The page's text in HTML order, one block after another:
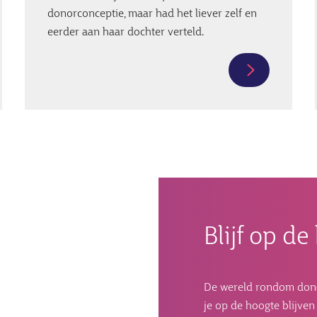
donorconceptie, maar had het liever zelf en
eerder aan haar dochter verteld.
Meer
vertellen'
Blijf op de
De wereld rondom
je op de hoogte